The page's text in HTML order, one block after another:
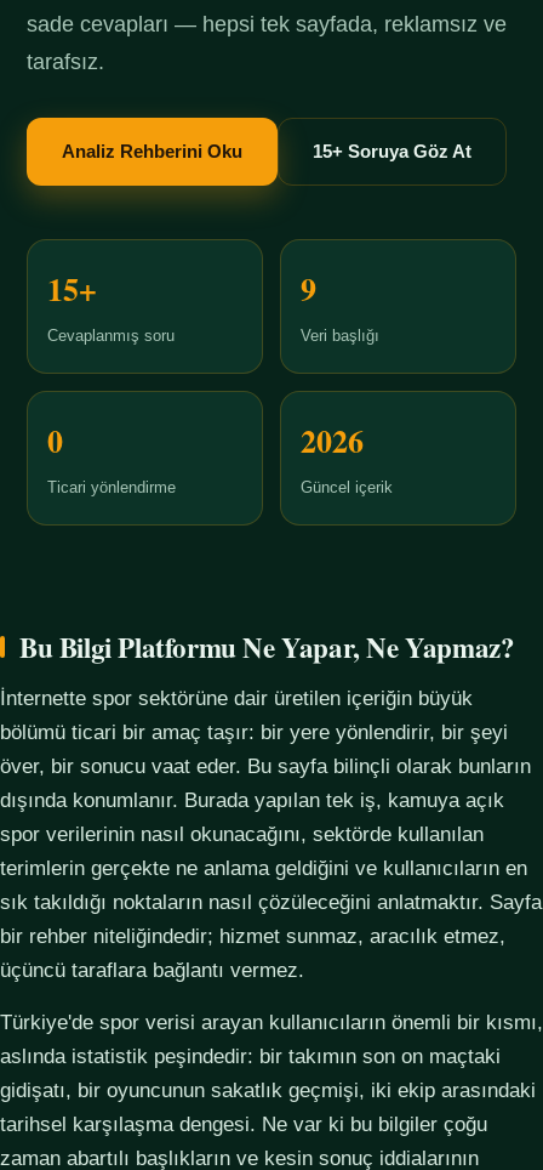
sade cevapları — hepsi tek sayfada, reklamsız ve
tarafsız.
Analiz Rehberini Oku 15+ Soruya Göz At
15+
Cevaplanmış soru
9
Veri başlığı
0
Ticari yönlendirme
2026
Güncel içerik
Bu Bilgi Platformu Ne Yapar, Ne Yapmaz?
İnternette spor sektörüne dair üretilen içeriğin büyük
bölümü ticari bir amaç taşır: bir yere yönlendirir, bir şeyi
över, bir sonucu vaat eder. Bu sayfa bilinçli olarak bunların
dışında konumlanır. Burada yapılan tek iş, kamuya açık
spor verilerinin nasıl okunacağını, sektörde kullanılan
terimlerin gerçekte ne anlama geldiğini ve kullanıcıların en
sık takıldığı noktaların nasıl çözüleceğini anlatmaktır. Sayfa
bir rehber niteliğindedir; hizmet sunmaz, aracılık etmez,
üçüncü taraflara bağlantı vermez.
Türkiye'de spor verisi arayan kullanıcıların önemli bir kısmı,
aslında istatistik peşindedir: bir takımın son on maçtaki
gidişatı, bir oyuncunun sakatlık geçmişi, iki ekip arasındaki
tarihsel karşılaşma dengesi. Ne var ki bu bilgiler çoğu
zaman abartılı başlıkların ve kesin sonuç iddialarının